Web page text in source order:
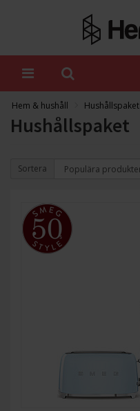
Hem & hushåll Hushållspaket
Hushållspaket
Sortera